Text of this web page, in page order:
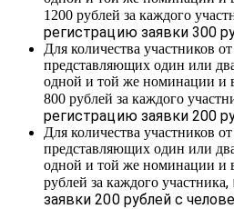
1200 рублей за каждого
регистрацию заявки 300
Для количества участников
представляющих один или
одной и той же номинации и
800 рублей за каждого
регистрацию заявки 200
Для количества участников
представляющих один или
одной и той же номинации и
рублей за каждого участника,
заявки 200 рублей с